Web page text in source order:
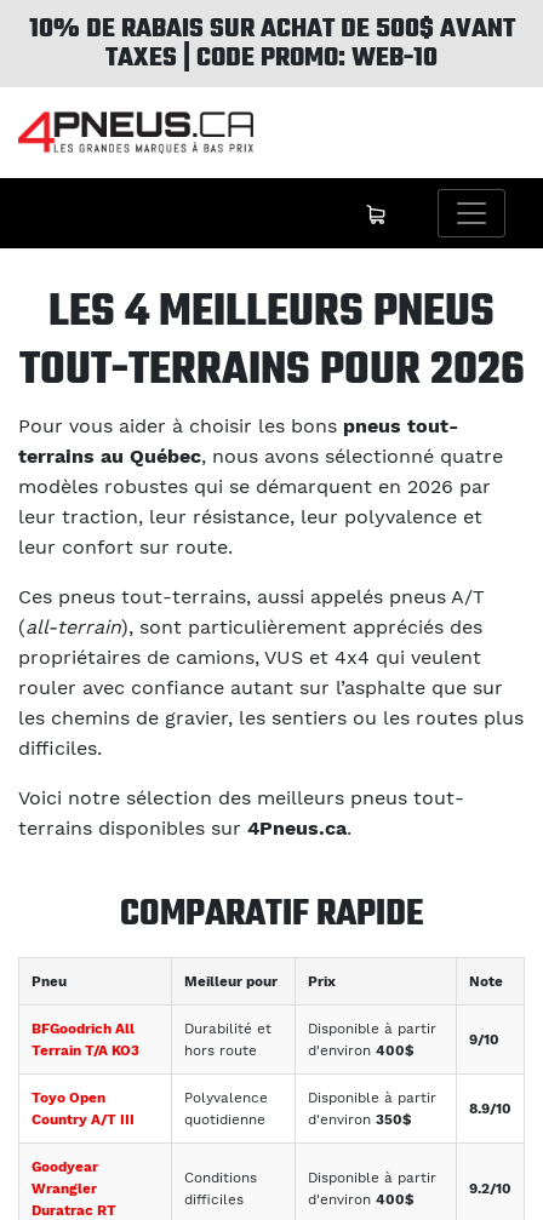
10% DE RABAIS SUR ACHAT DE 500$ AVANT
TAXES | CODE PROMO: WEB-10
LES 4 MEILLEURS PNEUS
TOUT-TERRAINS POUR 2026
Pour vous aider à choisir les bons pneus tout-
terrains au Québec, nous avons sélectionné quatre
modèles robustes qui se démarquent en 2026 par
leur traction, leur résistance, leur polyvalence et
leur confort sur route.
Ces pneus tout-terrains, aussi appelés pneus A/T
(all-terrain), sont particulièrement appréciés des
propriétaires de camions, VUS et 4x4 qui veulent
rouler avec confiance autant sur l’asphalte que sur
les chemins de gravier, les sentiers ou les routes plus
difficiles.
Voici notre sélection des meilleurs pneus tout-
terrains disponibles sur 4Pneus.ca.
COMPARATIF RAPIDE
Pneu Meilleur pour Prix Note
BFGoodrich All
Terrain T/A KO3
Durabilité et
hors route
Disponible à partir
d'environ 400$
9/10
Toyo Open
Country A/T III
Polyvalence
quotidienne
Disponible à partir
d'environ 350$
8.9/10
Goodyear
Wrangler
Duratrac RT
Conditions
difficiles
Disponible à partir
d'environ 400$
9.2/10